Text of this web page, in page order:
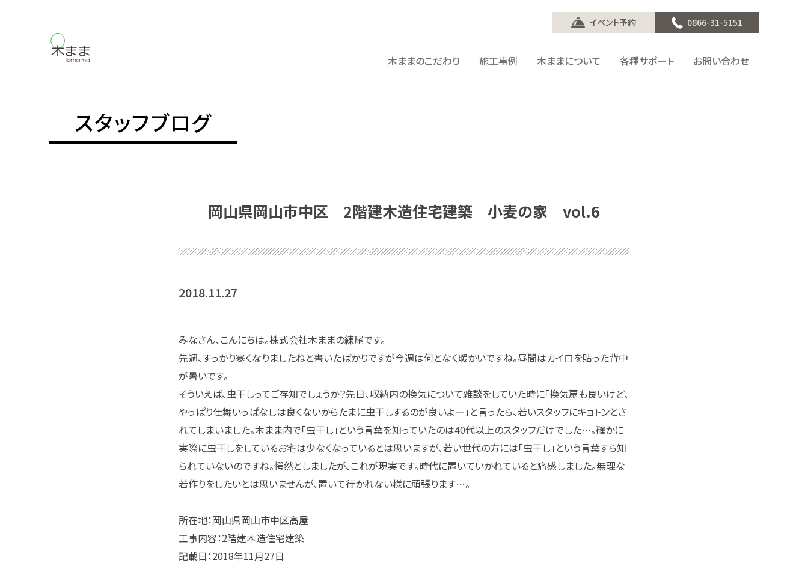
イベント予約 0866-31-5151
木ままのこだわり 施工事例 木ままについて 各種サポート お問い合わせ
スタッフブログ
岡山県岡山市中区 2階建木造住宅建築 小麦の家 vol.6
2018.11.27
みなさん、こんにちは。株式会社木ままの練尾です。
先週、すっかり寒くなりましたねと書いたばかりですが今週は何となく暖かいですね。昼間はカイロを貼った背中
が暑いです。
そういえば、虫干しってご存知でしょうか？先日、収納内の換気について雑談をしていた時に「換気扇も良いけど、
やっぱり仕舞いっぱなしは良くないからたまに虫干しするのが良いよー」と言ったら、若いスタッフにキョトンとさ
れてしまいました。木まま内で「虫干し」という言葉を知っていたのは40代以上のスタッフだけでした…。確かに
実際に虫干しをしているお宅は少なくなっているとは思いますが、若い世代の方には「虫干し」という言葉すら知
られていないのですね。愕然としましたが、これが現実です。時代に置いていかれていると痛感しました。無理な
若作りをしたいとは思いませんが、置いて行かれない様に頑張ります…。
所在地：岡山県岡山市中区高屋
工事内容：2階建木造住宅建築
記載日：2018年11月27日